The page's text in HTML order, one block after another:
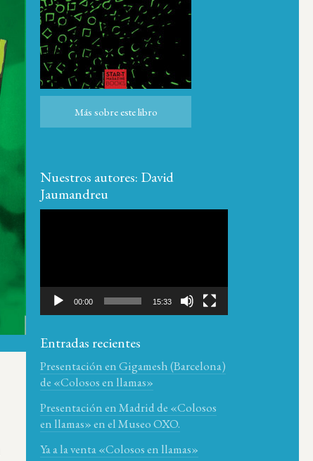
Más sobre este libro
Nuestros autores: David
Jaumandreu
00:00 15:33
Entradas recientes
Presentación en Gigamesh (Barcelona)
de «Colosos en llamas»
Presentación en Madrid de «Colosos
en llamas» en el Museo OXO.
Ya a la venta «Colosos en llamas»